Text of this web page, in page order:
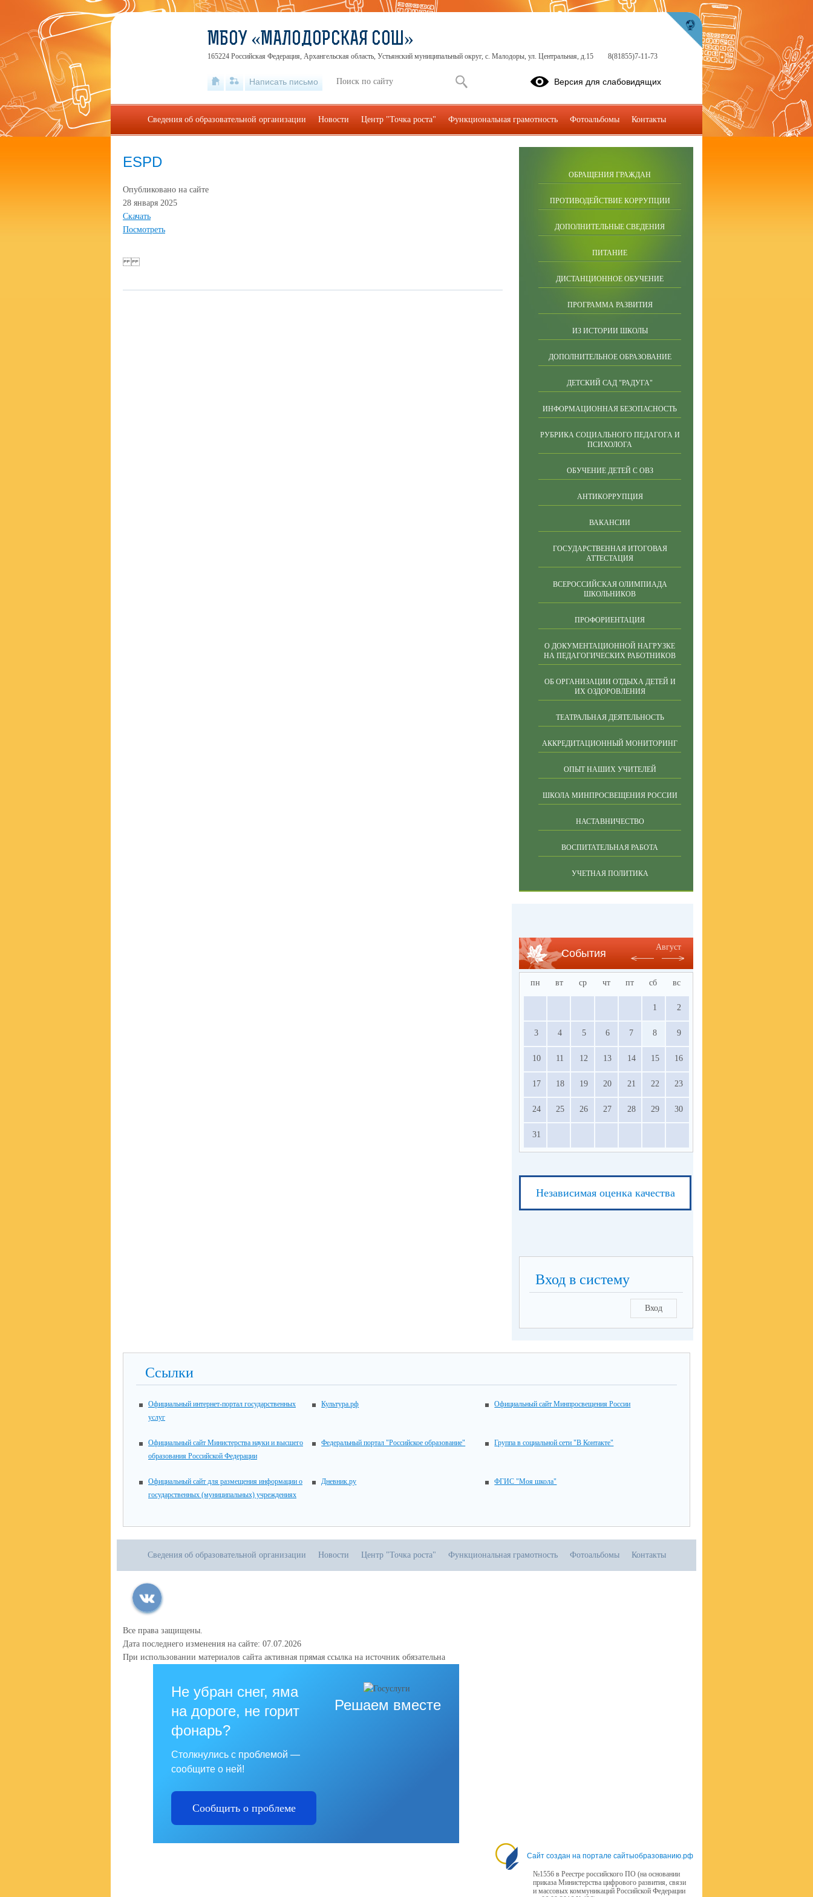
ESPD
Опубликовано на сайте
28 января 2025
Скачать
Посмотреть
ОБРАЩЕНИЯ ГРАЖДАН
ПРОТИВОДЕЙСТВИЕ КОРРУПЦИИ
ДОПОЛНИТЕЛЬНЫЕ СВЕДЕНИЯ
ПИТАНИЕ
ДИСТАНЦИОННОЕ ОБУЧЕНИЕ
ПРОГРАММА РАЗВИТИЯ
ИЗ ИСТОРИИ ШКОЛЫ
ДОПОЛНИТЕЛЬНОЕ ОБРАЗОВАНИЕ
ДЕТСКИЙ САД "РАДУГА"
ИНФОРМАЦИОННАЯ БЕЗОПАСНОСТЬ
РУБРИКА СОЦИАЛЬНОГО ПЕДАГОГА И
ПСИХОЛОГА
ОБУЧЕНИЕ ДЕТЕЙ С ОВЗ
АНТИКОРРУПЦИЯ
ВАКАНСИИ
ГОСУДАРСТВЕННАЯ ИТОГОВАЯ
АТТЕСТАЦИЯ
ВСЕРОССИЙСКАЯ ОЛИМПИАДА
ШКОЛЬНИКОВ
ПРОФОРИЕНТАЦИЯ
О ДОКУМЕНТАЦИОННОЙ НАГРУЗКЕ
НА ПЕДАГОГИЧЕСКИХ РАБОТНИКОВ
ОБ ОРГАНИЗАЦИИ ОТДЫХА ДЕТЕЙ И
ИХ ОЗДОРОВЛЕНИЯ
ТЕАТРАЛЬНАЯ ДЕЯТЕЛЬНОСТЬ
АККРЕДИТАЦИОННЫЙ МОНИТОРИНГ
ОПЫТ НАШИХ УЧИТЕЛЕЙ
ШКОЛА МИНПРОСВЕЩЕНИЯ РОССИИ
НАСТАВНИЧЕСТВО
ВОСПИТАТЕЛЬНАЯ РАБОТА
УЧЕТНАЯ ПОЛИТИКА
События
Август
пн вт ср чт пт сб вс
1 2
3 4 5 6 7 8 9
10 11 12 13 14 15 16
17 18 19 20 21 22 23
24 25 26 27 28 29 30
31
Независимая оценка качества
Вход в систему
Вход
Ссылки
Официальный интернет-портал государственных
услуг
Культура.рф Официальный сайт Минпросвещения России
Официальный сайт Министерства науки и высшего
образования Российской Федерации
Федеральный портал "Российское образование" Группа в социальной сети "В Контакте"
Официальный сайт для размещения информации о
государственных (муниципальных) учреждениях
Дневник.ру ФГИС "Моя школа"
МБОУ «МАЛОДОРСКАЯ СОШ»
165224 Российская Федерация, Архангельская область, Устьянский муниципальный округ, с. Малодоры, ул. Центральная, д.15 8(81855)7-11-73
Написать письмо Версия для слабовидящих
Сведения об образовательной организации Новости Центр "Точка роста" Функциональная грамотность Фотоальбомы Контакты
Сведения об образовательной организации Новости Центр "Точка роста" Функциональная грамотность Фотоальбомы Контакты
Все права защищены.
Дата последнего изменения на сайте: 07.07.2026
При использовании материалов сайта активная прямая ссылка на источник обязательна
Решаем вместе
Не убран снег, яма
на дороге, не горит
фонарь?
Столкнулись с проблемой —
сообщите о ней!
Сообщить о проблеме
Сайт создан на портале сайтыобразованию.рф
№1556 в Реестре российского ПО (на основании
приказа Министерства цифрового развития, связи
и массовых коммуникаций Российской Федерации